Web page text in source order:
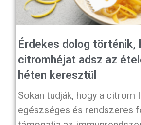
Érdekes dolog történik,
citromhéjat adsz az
héten keresztül
Sokan tudják, hogy a citrom
egészséges és rendszeres